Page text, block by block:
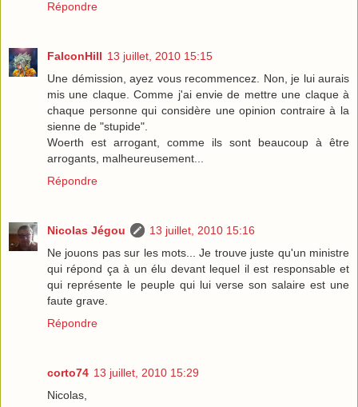
Répondre
FalconHill 13 juillet, 2010 15:15
Une démission, ayez vous recommencez. Non, je lui aurais
mis une claque. Comme j'ai envie de mettre une claque à
chaque personne qui considère une opinion contraire à la
sienne de "stupide".
Woerth est arrogant, comme ils sont beaucoup à être
arrogants, malheureusement...
Répondre
Nicolas Jégou
13 juillet, 2010 15:16
Ne jouons pas sur les mots... Je trouve juste qu'un ministre
qui répond ça à un élu devant lequel il est responsable et
qui représente le peuple qui lui verse son salaire est une
faute grave.
Répondre
corto74 13 juillet, 2010 15:29
Nicolas,